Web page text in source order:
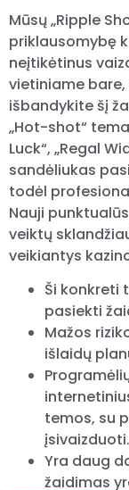
Mūsų „Ripple
priklausomybę
neįtikėtinus
vietiniame
išbandykite šį
„Hot-shot“
Luck“, „Regal
sandėliukas
todėl
Nauji
veiktų
veikiantys
Ši konkreti
pasiekti
Mažos
išlaidų
temos, su
įsivaizduoti.
Yra daug
žaidimas